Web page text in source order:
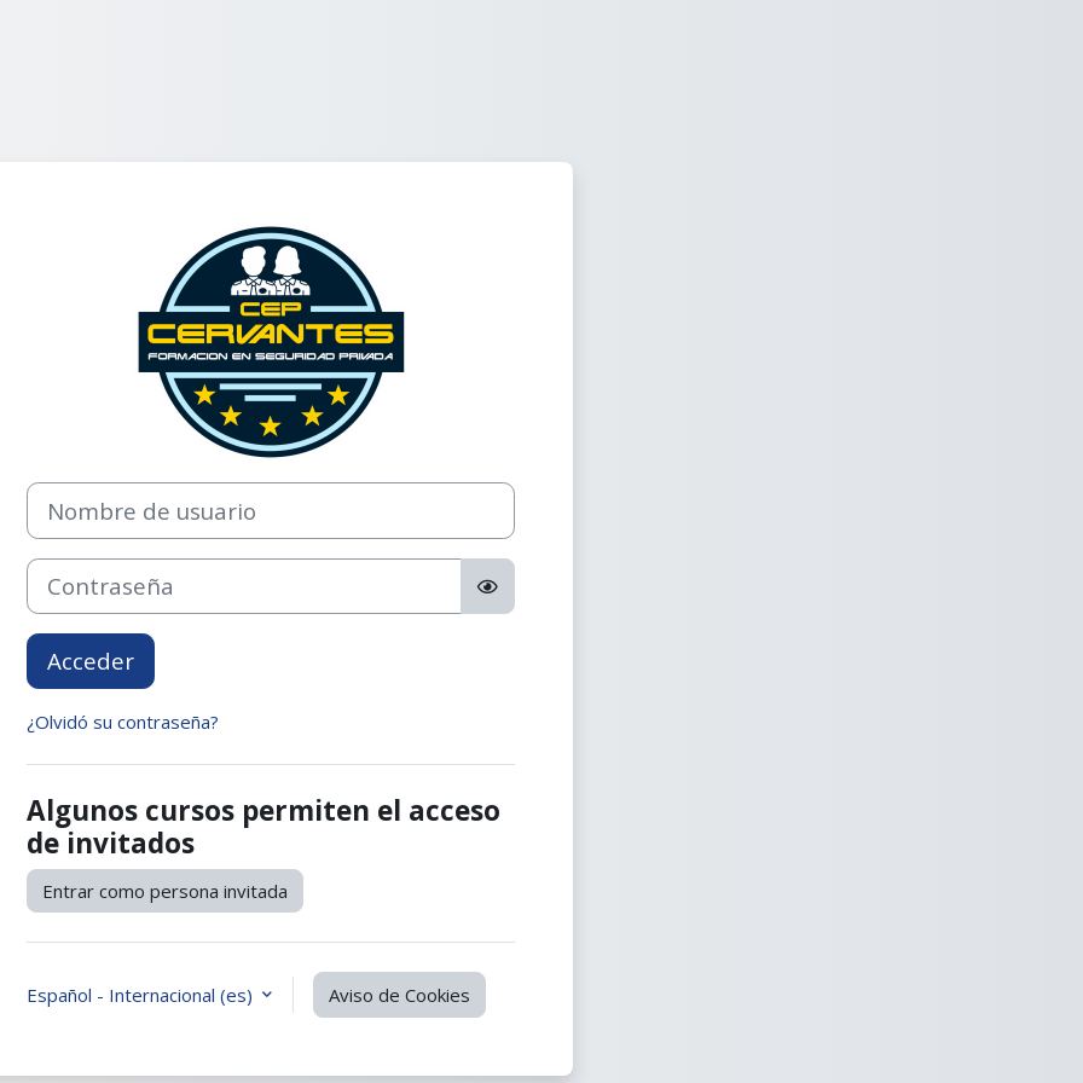
Entrar a CEP Cervantes
Nombre de usuario
Contraseña
Acceder
¿Olvidó su contraseña?
Algunos cursos permiten el acceso
de invitados
Entrar como persona invitada
Español - Internacional ‎(es)‎ Aviso de Cookies